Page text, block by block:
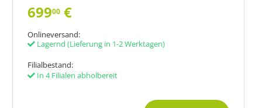
69900 €
Onlineversand:
Lagernd (Lieferung in 1-2 Werktagen)
Filialbestand:
In 4 Filialen abholbereit